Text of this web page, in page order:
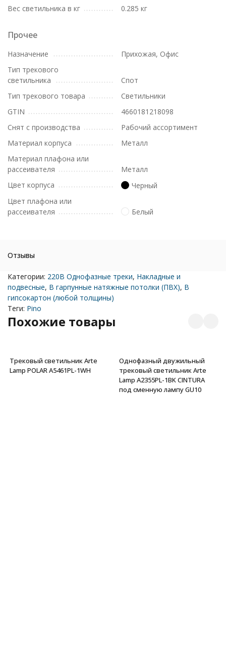
Вес светильника в кг 0.285 кг
Прочее
Назначение
Прихожая, Офис
Тип трекового
светильника
Спот
Тип трекового товара
Светильники
GTIN
4660181218098
Снят с производства
Рабочий ассортимент
Материал корпуса
Металл
Материал плафона или
рассеивателя
Металл
Цвет корпуса
Черный
Цвет плафона или
рассеивателя
Белый
Отзывы
Категории: 220В Однофазные треки, Накладные и
подвесные, В гарпунные натяжные потолки (ПВХ), В
гипсокартон (любой толщины)
Теги: Pino
Похожие товары
Трековый светильник Arte
Lamp POLAR A5461PL-1WH
Однофазный двужильный
трековый светильник Arte
Lamp A2355PL-1BK CINTURA
под сменную лампу GU10